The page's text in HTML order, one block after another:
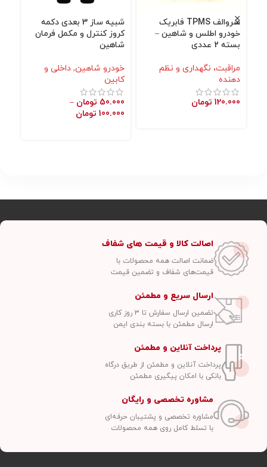
سروالف TPMS فابریک
خودرو اطلس و شاهین –
بسته 2 عددی
مراقبت، نگهداری و نظم
دهنده
120.000 تومان
شبیه ساز 3 بعدی دکمه
کروز کنترل و مکمل فرمان
شاهین
خودرو شاهین, داخلی و
کابین
50.000 تومان –
100.000 تومان
اصالت کالا و قیمت های شفاف
ضمانت اصالت همه محصولات با
قیمت‌های شفاف و تضمین قیمت
ارسال سریع و مطمئن
تضمین ارسال سفارش تا ۳ روز کاری
ارسال مطمئن با بسته بندی ایمن
پرداخت آنلاین و مطمئن
پرداخت آنلاین و مطمئن از طریق درگاه
بانکی با امکان پیگیری مطمئن
مشاوره تخصصی و رایگان
مشاوره تخصصی و پشتیبان حرفه‌ای
با تسلط کامل روی همه محصولات